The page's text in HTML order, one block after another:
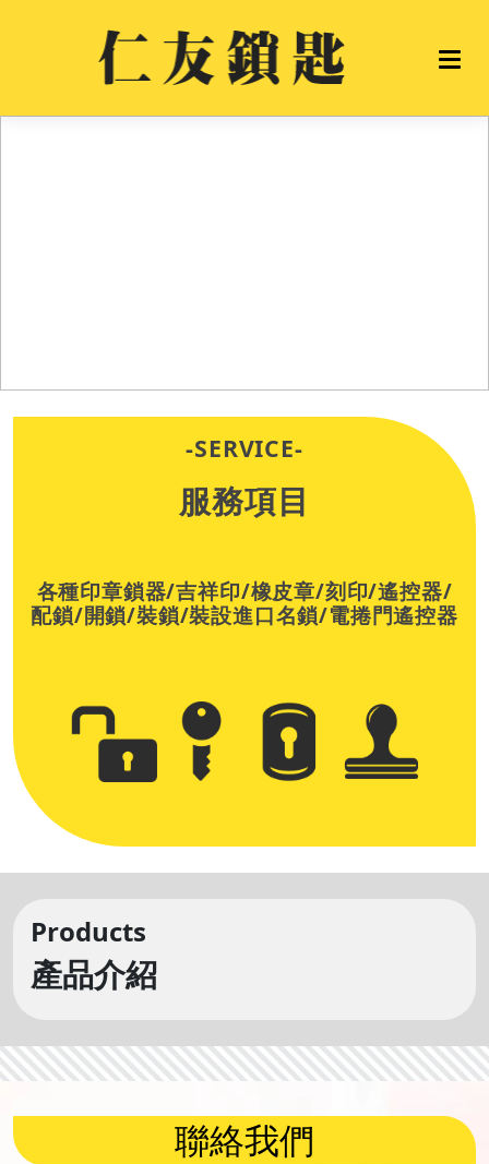
-SERVICE-
服務項目
各種印章鎖器/吉祥印/橡皮章/刻印/遙控器/
配鎖/開鎖/裝鎖/裝設進口名鎖/電捲門遙控器
Products
產品介紹
聯絡我們